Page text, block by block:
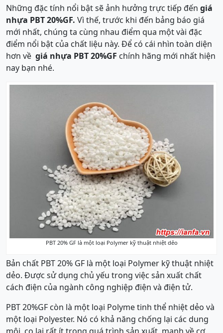
Những đặc tính nổi bật sẽ ảnh hưởng trực tiếp đến giá
nhựa PBT 20%GF. Vì thế, trước khi đến bảng báo giá
mới nhất, chúng ta cùng nhau điểm qua một vài đặc
điểm nổi bật của chất liệu này. Để có cái nhìn toàn diện
hơn về giá nhựa PBT 20%GF chính hãng mới nhất hiện
nay bạn nhé.
PBT 20% GF là một loại Polymer kỹ thuật nhiệt dẻo
Bản chất PBT 20% GF là một loại Polymer kỹ thuật nhiệt
dẻo. Được sử dụng chủ yếu trong việc sản xuất chất
cách điện của ngành công nghiệp điện và điện tử.
PBT 20%GF còn là một loại Polyme tinh thể nhiệt dẻo và
một loại Polyester. Nó có khả năng chống lại các dung